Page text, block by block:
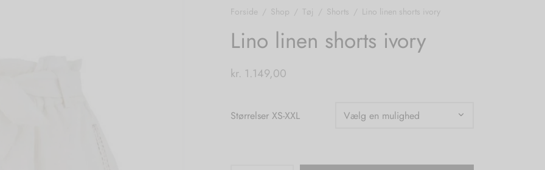
Forside / Shop / Tøj / Shorts / Lino linen shorts ivory
Lino linen shorts ivory
kr. 1.149,00
Størrelser XS-XXL